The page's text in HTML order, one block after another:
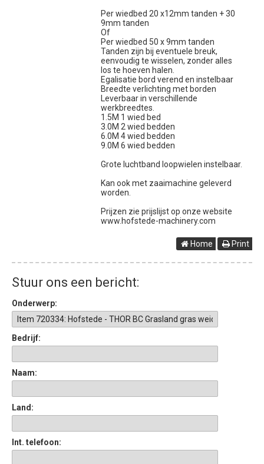
Per wiedbed 20 x12mm tanden + 30
9mm tanden
Of
Per wiedbed 50 x 9mm tanden
Tanden zijn bij eventuele breuk,
eenvoudig te wisselen, zonder alles
los te hoeven halen.
Egalisatie bord verend en instelbaar
Breedte verlichting met borden
Leverbaar in verschillende
werkbreedtes.
1.5M 1 wied bed
3.0M 2 wied bedden
6.0M 4 wied bedden
9.0M 6 wied bedden
Grote luchtband loopwielen instelbaar.
Kan ook met zaaimachine geleverd
worden.
Prijzen zie prijslijst op onze website
www.hofstede-machinery.com
Home Print
Stuur ons een bericht:
Onderwerp:
Bedrijf:
Naam:
Land:
Int. telefoon: